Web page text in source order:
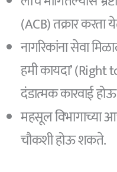
(ACB) तक्रार करता
नागरिकांना सेवा
हमी कायदा’
दंडात्मक कारवाई
महसूल विभागाच्या
चौकशी होऊ शकते.